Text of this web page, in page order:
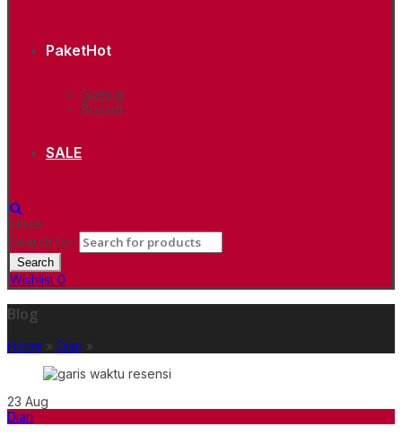
PaketHot
Spesial
Boxset
SALE
close
Search for:
Search
Wishlist 0
Blog
Home » Diari »
23 Aug
Diari